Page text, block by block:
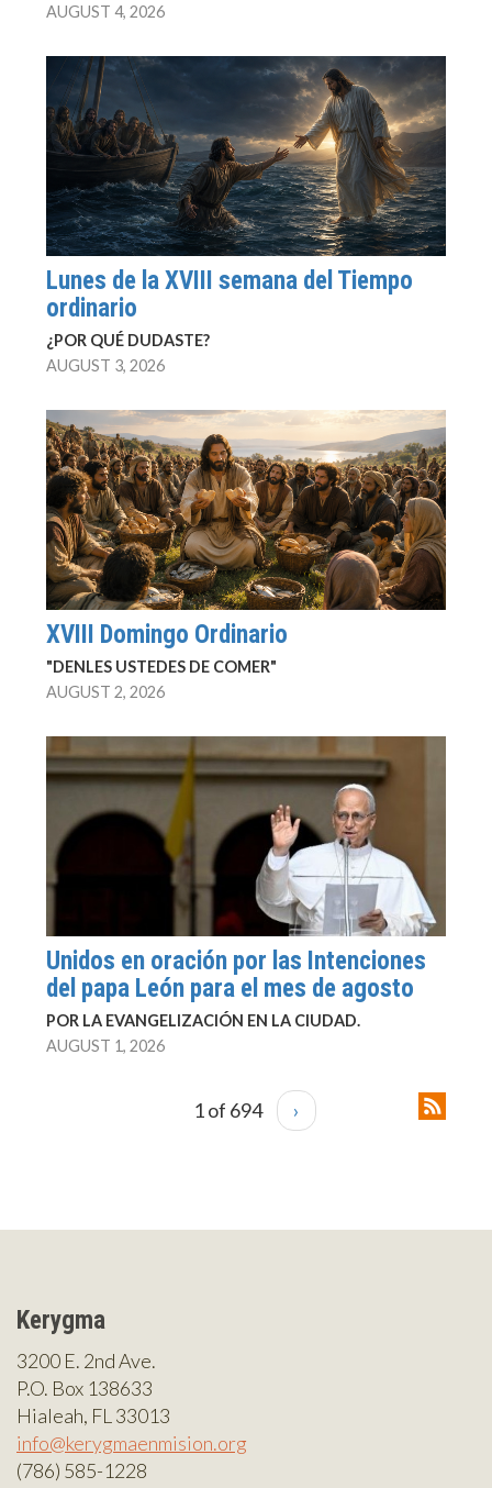
AUGUST 4, 2026
Lunes de la XVIII semana del Tiempo
ordinario
¿POR QUÉ DUDASTE?
AUGUST 3, 2026
XVIII Domingo Ordinario
"DENLES USTEDES DE COMER"
AUGUST 2, 2026
Unidos en oración por las Intenciones
del papa León para el mes de agosto
POR LA EVANGELIZACIÓN EN LA CIUDAD.
AUGUST 1, 2026
1 of 694 ›
Kerygma
3200 E. 2nd Ave.
P.O. Box 138633
Hialeah, FL 33013
info@kerygmaenmision.org
(786) 585-1228